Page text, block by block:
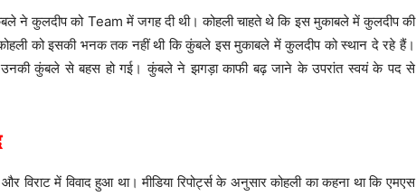
ने कुलदीप को Team में जगह दी थी। कोहली चाहते थे कि इस मुकाबले में कुलदीप की
को इसकी भनक तक नहीं थी कि कुंबले इस मुकाबले में कुलदीप को स्थान दे रहे हैं।
उनकी कुंबले से बहस हो गई। कुंबले ने झगड़ा काफी बढ़ जाने के उपरांत स्वयं के पद से
विराट में विवाद हुआ था। मीडिया रिपोर्ट्स के अनुसार कोहली का कहना था कि एमएस